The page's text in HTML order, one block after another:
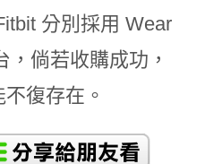
分別採用 Wear
倘若收購成功，
復存在。